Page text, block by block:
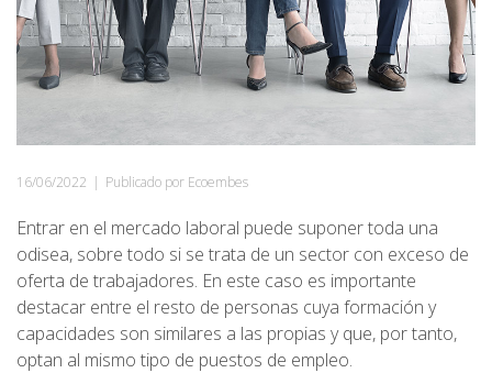
16/06/2022 | Publicado por Ecoembes
Entrar en el mercado laboral puede suponer toda una
odisea, sobre todo si se trata de un sector con exceso de
oferta de trabajadores. En este caso es importante
destacar entre el resto de personas cuya formación y
capacidades son similares a las propias y que, por tanto,
optan al mismo tipo de puestos de empleo.